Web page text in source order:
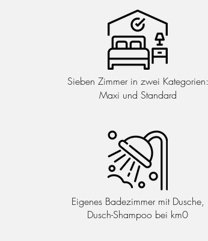
Sieben Zimmer in zwei Kategorien:
Maxi und Standard
Eigenes Badezimmer mit Dusche,
Dusch-Shampoo bei km0